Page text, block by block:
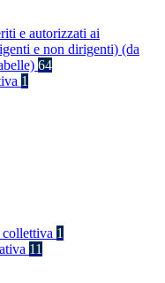
e autorizzati ai
e non dirigenti) (da
64
1
1
11